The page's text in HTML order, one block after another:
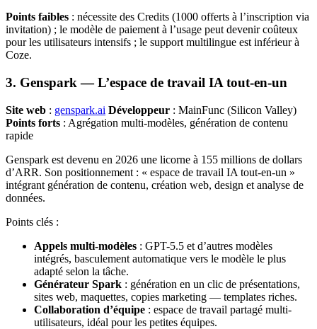
Points faibles : nécessite des Credits (1000 offerts à l’inscription via
invitation) ; le modèle de paiement à l’usage peut devenir coûteux
pour les utilisateurs intensifs ; le support multilingue est inférieur à
Coze.
3. Genspark — L’espace de travail IA tout-en-un
Site web : genspark.ai Développeur : MainFunc (Silicon Valley)
Points forts : Agrégation multi-modèles, génération de contenu
rapide
Genspark est devenu en 2026 une licorne à 155 millions de dollars
d’ARR. Son positionnement : « espace de travail IA tout-en-un »
intégrant génération de contenu, création web, design et analyse de
données.
Points clés :
Appels multi-modèles : GPT-5.5 et d’autres modèles
intégrés, basculement automatique vers le modèle le plus
adapté selon la tâche.
Générateur Spark : génération en un clic de présentations,
sites web, maquettes, copies marketing — templates riches.
Collaboration d’équipe : espace de travail partagé multi-
utilisateurs, idéal pour les petites équipes.